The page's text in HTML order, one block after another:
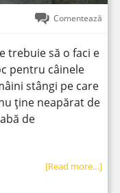
Comentează
trebuie să o faci e
pentru câinele
stângi pe care
ține neapărat de
de
[Read more…]